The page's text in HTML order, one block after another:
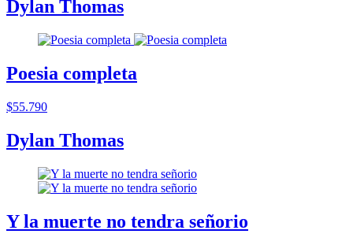
Dylan Thomas
Poesia completa
$55.790
Dylan Thomas
Y la muerte no tendra señorio